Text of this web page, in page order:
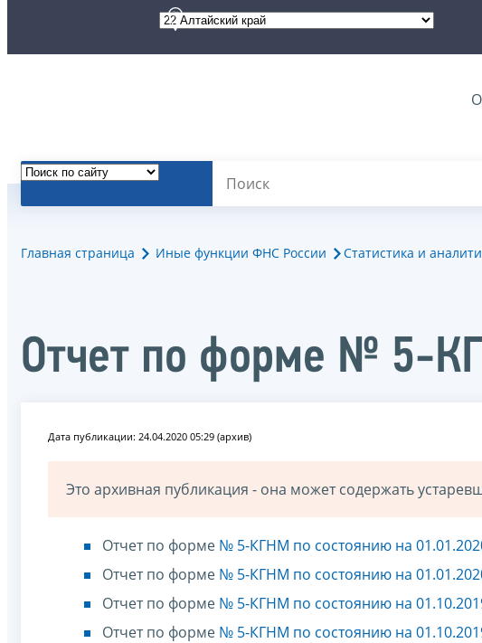
Главная страница Иные функции ФНС России Статистика и
Отчет по форме № 5-
Дата публикации: 24.04.2020 05:29 (архив)
Это архивная публикация - она может содержать
Отчет по форме № 5-КГНМ по состоянию на
Отчет по форме № 5-КГНМ по состоянию на
Отчет по форме № 5-КГНМ по состоянию на
Отчет по форме № 5-КГНМ по состоянию на